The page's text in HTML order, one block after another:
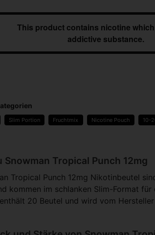
This product contains nicotine
addictive substance.
Slim Portion Fruchtmix Nicotine Pouch 10-
Snowman Tropical Punch 12mg
Tropical Punch 12mg Nikotinbeutel
kommen im schlanken Slim-Format für
20 Beutel und wird vom